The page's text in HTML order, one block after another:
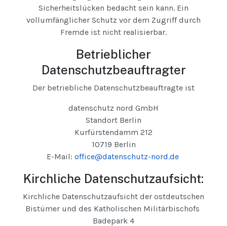
Sicherheitslücken bedacht sein kann. Ein
vollumfänglicher Schutz vor dem Zugriff durch
Fremde ist nicht realisierbar.
Betrieblicher
Datenschutzbeauftragter
Der betriebliche Datenschutzbeauftragte ist
datenschutz nord GmbH
Standort Berlin
Kurfürstendamm 212
10719 Berlin
E-Mail: office@datenschutz-nord.de
Kirchliche Datenschutzaufsicht:
Kirchliche Datenschutzaufsicht der ostdeutschen
Bistümer und des Katholischen Militärbischofs
Badepark 4